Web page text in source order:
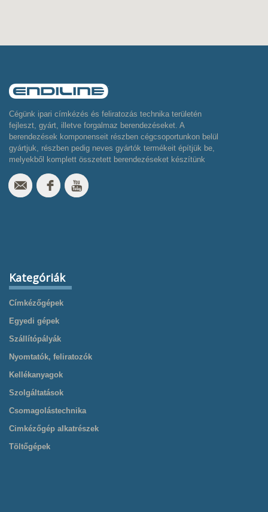
Cégünk ipari címkézés és feliratozás technika területén
fejleszt, gyárt, illetve forgalmaz berendezéseket. A
berendezések komponenseit részben cégcsoportunkon belül
gyártjuk, részben pedig neves gyártók termékeit építjük be,
melyekből komplett összetett berendezéseket készítünk
Kategóriák
Címkézőgépek
Egyedi gépek
Szállítópályák
Nyomtatók, feliratozók
Kellékanyagok
Szolgáltatások
Csomagolástechnika
Cimkézőgép alkatrészek
Töltőgépek